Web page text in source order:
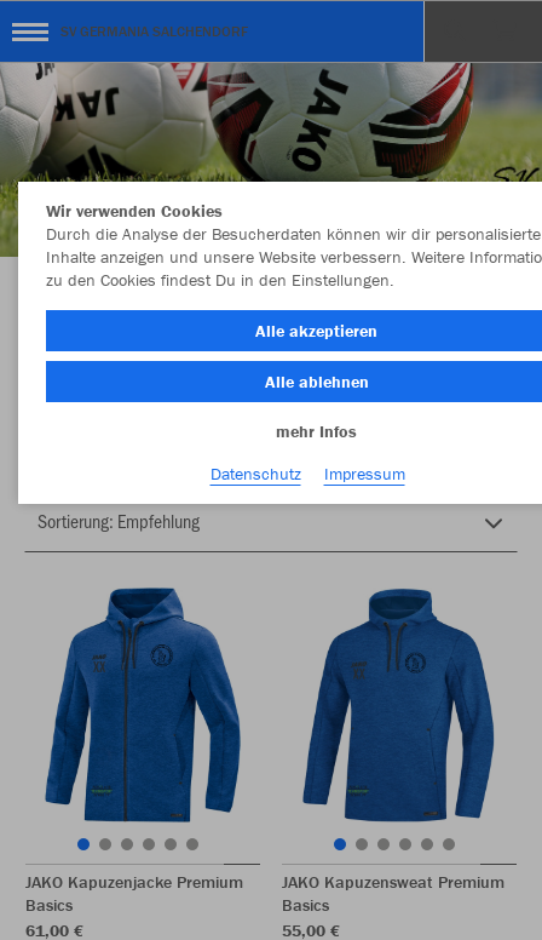
SV GERMANIA SALCHENDORF
SV GERMANIA SALCHENDORF
Farbe
JAKO Kapuzenjacke Premium
Basics
61,00 €
JAKO Kapuzensweat Premium
Basics
55,00 €
Wir verwenden Cookies
Durch die Analyse der Besucherdaten können wir dir personalisierte
Inhalte anzeigen und unsere Website verbessern. Weitere
zu den Cookies findest Du in den Einstellungen.
Alle akzeptieren
Alle ablehnen
mehr Infos
Datenschutz
Impressum